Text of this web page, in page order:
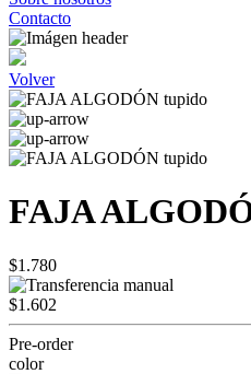
Contacto
Volver
FAJA
$1.780
$1.602
Pre-order
color